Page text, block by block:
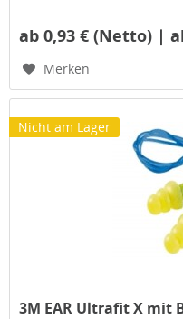
ab 0,93 € (Netto) |
Merken
Nicht am Lager
3M EAR Ultrafit X mit